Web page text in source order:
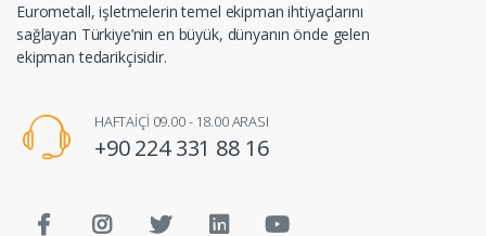
Eurometall, işletmelerin temel ekipman ihtiyaçlarını
sağlayan Türkiye’nin en büyük, dünyanın önde gelen
ekipman tedarikçisidir.
HAFTAİÇİ 09.00 - 18.00 ARASI
+90 224 331 88 16